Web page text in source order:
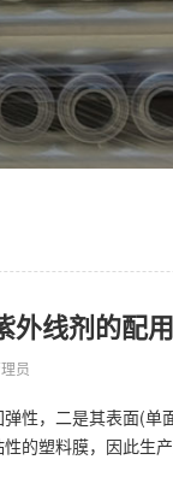
外线剂的配用
员
性，二是其表面(单
的塑料膜，因此生